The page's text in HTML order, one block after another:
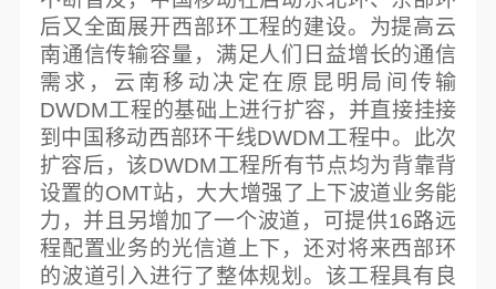
后又全面展开西部环工程的建设。为提高云
南通信传输容量，满足人们日益增长的通信
需求，云南移动决定在原昆明局间传输
DWDM工程的基础上进行扩容，并直接挂接
到中国移动西部环干线DWDM工程中。此次
扩容后，该DWDM工程所有节点均为背靠背
设置的OMT站，大大增强了上下波道业务能
力，并且另增加了一个波道，可提供16路远
程配置业务的光信道上下，还对将来西部环
的波道引入进行了整体规划。该工程具有良